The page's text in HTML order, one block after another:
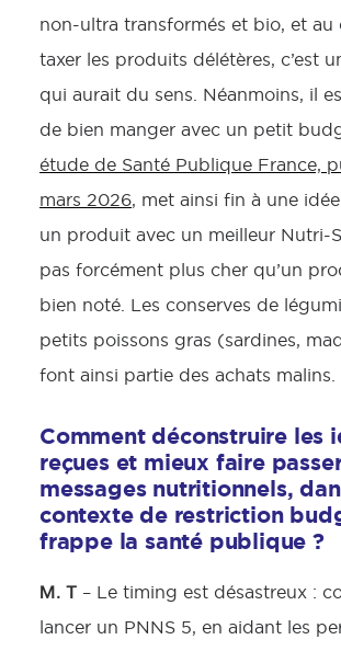
non-ultra transformés et bio, et au
taxer les produits délétères, c’est
qui aurait du sens. Néanmoins, il
de bien manger avec un petit
étude de Santé Publique France,
mars 2026, met ainsi fin à une
un produit avec un meilleur Nutri-
pas forcément plus cher qu’un
bien noté. Les conserves de
petits poissons gras (sardines,
font ainsi partie des achats malins.
Comment déconstruire les
reçues et mieux faire
messages nutritionnels,
contexte de restriction
frappe la santé publique ?
M. T – Le timing est désastreux :
lancer un PNNS 5, en aidant les